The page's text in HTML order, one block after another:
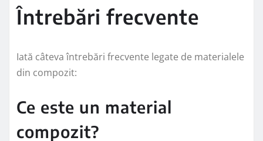
Întrebări frecvente
Iată câteva întrebări frecvente legate de materialele
din compozit:
Ce este un material
compozit?